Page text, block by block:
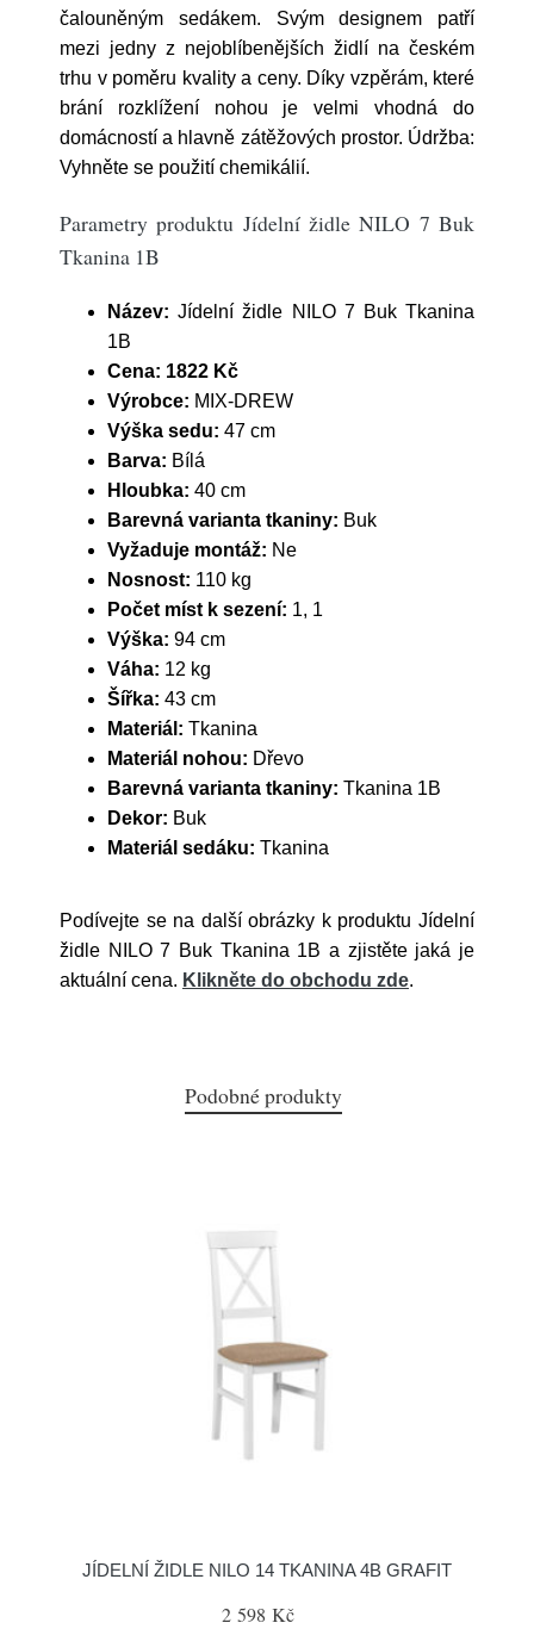
čalouněným sedákem. Svým designem patří
mezi jedny z nejoblíbenějších židlí na českém
trhu v poměru kvality a ceny. Díky vzpěrám, které
brání rozklížení nohou je velmi vhodná do
domácností a hlavně zátěžových prostor. Údržba:
Vyhněte se použití chemikálií.
Parametry produktu Jídelní židle NILO 7 Buk
Tkanina 1B
Název: Jídelní židle NILO 7 Buk Tkanina
1B
Cena: 1822 Kč
Výrobce: MIX-DREW
Výška sedu: 47 cm
Barva: Bílá
Hloubka: 40 cm
Barevná varianta tkaniny: Buk
Vyžaduje montáž: Ne
Nosnost: 110 kg
Počet míst k sezení: 1, 1
Výška: 94 cm
Váha: 12 kg
Šířka: 43 cm
Materiál: Tkanina
Materiál nohou: Dřevo
Barevná varianta tkaniny: Tkanina 1B
Dekor: Buk
Materiál sedáku: Tkanina
Podívejte se na další obrázky k produktu Jídelní
židle NILO 7 Buk Tkanina 1B a zjistěte jaká je
aktuální cena. Klikněte do obchodu zde.
Podobné produkty
JÍDELNÍ ŽIDLE NILO 14 TKANINA 4B GRAFIT
2 598 Kč